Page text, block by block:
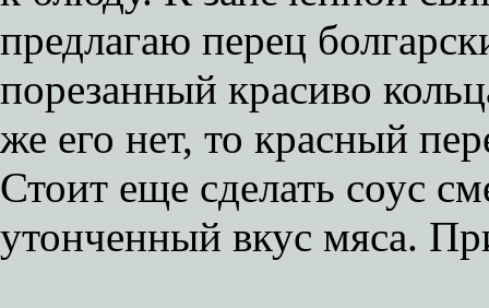
предлагаю перец
порезанный красиво
же его нет, то красный
Стоит еще сделать соус
утонченный вкус мяса.